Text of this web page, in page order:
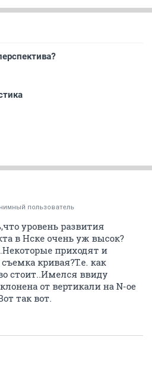
пользователь
уровень развития
в Нске очень уж высок?
приходят и
кривая?Т.е. как
стоит..Имелся ввиду
от вертикали на N-ое
так вот.